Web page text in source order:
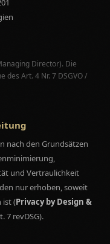
Director). Die
des Art. 4 Nr. 7 DSGVO /
nach den Grundsätzen
und Vertraulichkeit
nur erhoben, soweit
ist (Privacy by Design &
7 revDSG).